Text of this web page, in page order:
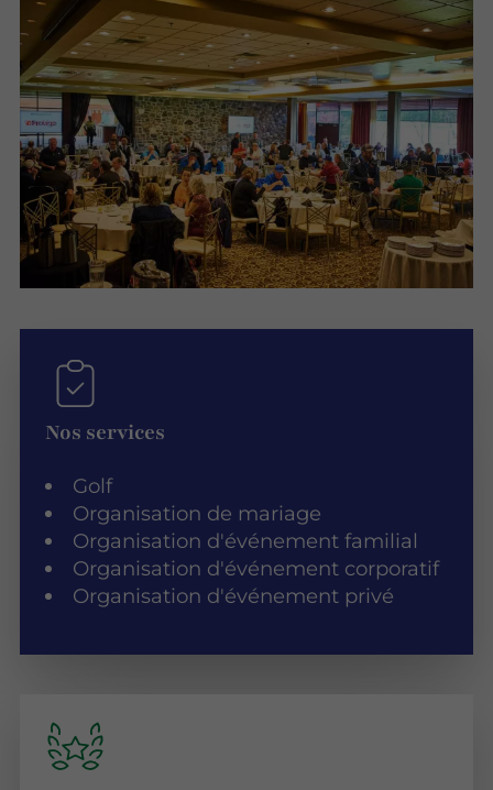
Nos services
Golf
Organisation de mariage
Organisation d'événement familial
Organisation d'événement corporatif
Organisation d'événement privé